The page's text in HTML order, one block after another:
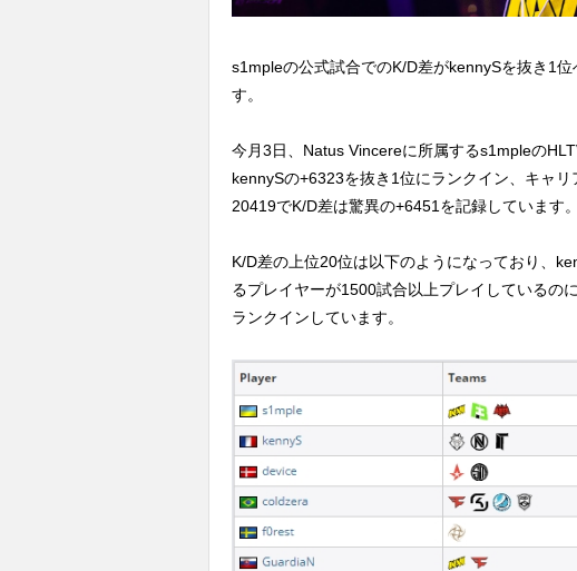
s1mpleの公式試合でのK/D差がkennySを抜き1
す。
今月3日、Natus Vincereに所属するs1mpleの
kennySの+6323を抜き1位にランクイン、キャ
20419でK/D差は驚異の+6451を記録しています。
K/D差の上位20位は以下のようになっており、
るプレイヤーが1500試合以上プレイしているの
ランクインしています。